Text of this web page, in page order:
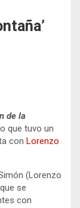
de la
que tuvo un
con Lorenzo
(Lorenzo
se
con